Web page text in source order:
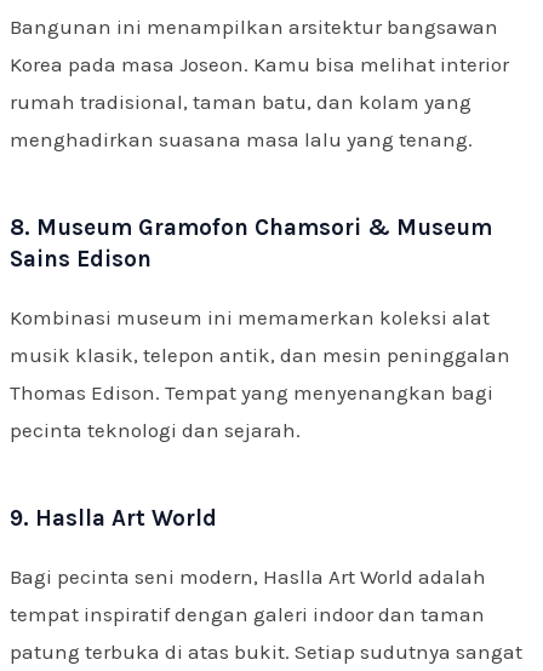
Bangunan ini menampilkan arsitektur bangsawan
Korea pada masa Joseon. Kamu bisa melihat interior
rumah tradisional, taman batu, dan kolam yang
menghadirkan suasana masa lalu yang tenang.
8. Museum Gramofon Chamsori & Museum
Sains Edison
Kombinasi museum ini memamerkan koleksi alat
musik klasik, telepon antik, dan mesin peninggalan
Thomas Edison. Tempat yang menyenangkan bagi
pecinta teknologi dan sejarah.
9. Haslla Art World
Bagi pecinta seni modern, Haslla Art World adalah
tempat inspiratif dengan galeri indoor dan taman
patung terbuka di atas bukit. Setiap sudutnya sangat